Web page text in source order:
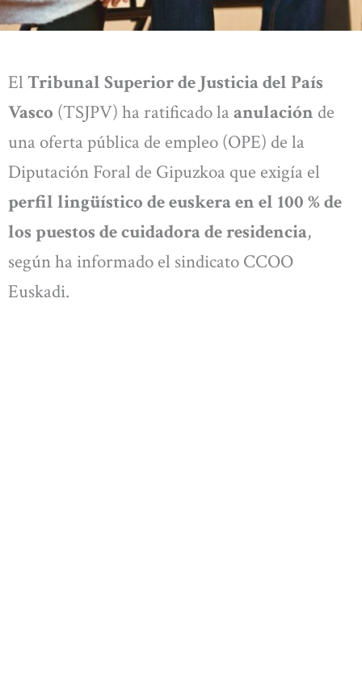
El Tribunal Superior de Justicia del País
Vasco (TSJPV) ha ratificado la anulación de
una oferta pública de empleo (OPE) de la
Diputación Foral de Gipuzkoa que exigía el
perfil lingüístico de euskera en el 100 % de
los puestos de cuidadora de residencia,
según ha informado el sindicato CCOO
Euskadi.